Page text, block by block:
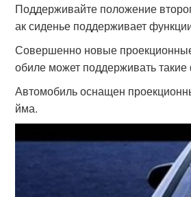
Поддерживайте положение
ак сиденье поддерживает
Совершенно новые
обиле может поддерживать
Автомобиль оснащен
йма.